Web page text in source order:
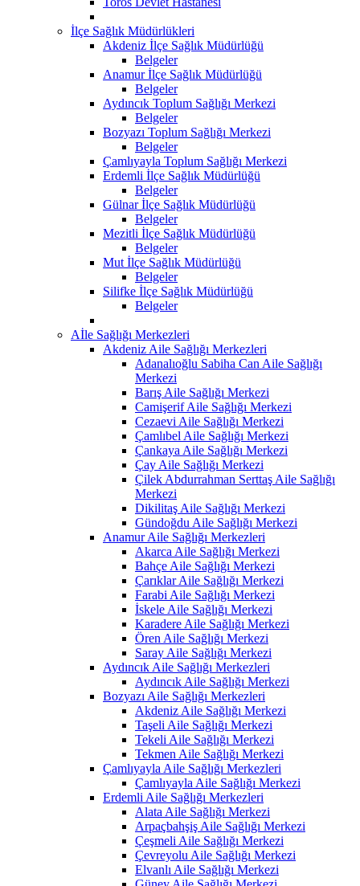
İlçe Sağlık Müdürlükleri
Akdeniz İlçe Sağlık Müdürlüğü
Belgeler
Anamur İlçe Sağlık Müdürlüğü
Belgeler
Aydıncık Toplum Sağlığı Merkezi
Belgeler
Bozyazı Toplum Sağlığı Merkezi
Belgeler
Çamlıyayla Toplum Sağlığı Merkezi
Erdemli İlçe Sağlık Müdürlüğü
Belgeler
Gülnar İlçe Sağlık Müdürlüğü
Belgeler
Mezitli İlçe Sağlık Müdürlüğü
Belgeler
Mut İlçe Sağlık Müdürlüğü
Belgeler
Silifke İlçe Sağlık Müdürlüğü
Belgeler
Aİle Sağlığı Merkezleri
Akdeniz Aile Sağlığı Merkezleri
Adanalıoğlu Sabiha Can Aile Sağlığı
Merkezi
Barış Aile Sağlığı Merkezi
Camişerif Aile Sağlığı Merkezi
Cezaevi Aile Sağlığı Merkezi
Çamlıbel Aile Sağlığı Merkezi
Çankaya Aile Sağlığı Merkezi
Çay Aile Sağlığı Merkezi
Çilek Abdurrahman Serttaş Aile Sağlığı
Merkezi
Dikilitaş Aile Sağlığı Merkezi
Gündoğdu Aile Sağlığı Merkezi
Anamur Aile Sağlığı Merkezleri
Akarca Aile Sağlığı Merkezi
Bahçe Aile Sağlığı Merkezi
Çarıklar Aile Sağlığı Merkezi
Farabi Aile Sağlığı Merkezi
İskele Aile Sağlığı Merkezi
Karadere Aile Sağlığı Merkezi
Ören Aile Sağlığı Merkezi
Saray Aile Sağlığı Merkezi
Aydıncık Aile Sağlığı Merkezleri
Aydıncık Aile Sağlığı Merkezi
Bozyazı Aile Sağlığı Merkezleri
Akdeniz Aile Sağlığı Merkezi
Taşeli Aile Sağlığı Merkezi
Tekeli Aile Sağlığı Merkezi
Tekmen Aile Sağlığı Merkezi
Çamlıyayla Aile Sağlığı Merkezleri
Çamlıyayla Aile Sağlığı Merkezi
Erdemli Aile Sağlığı Merkezleri
Alata Aile Sağlığı Merkezi
Arpaçbahşiş Aile Sağlığı Merkezi
Çeşmeli Aile Sağlığı Merkezi
Çevreyolu Aile Sağlığı Merkezi
Elvanlı Aile Sağlığı Merkezi